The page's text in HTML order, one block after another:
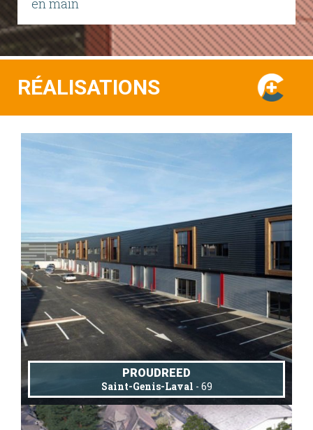
en main
RÉALISATIONS
PROUDREED
Saint-Genis-Laval - 69